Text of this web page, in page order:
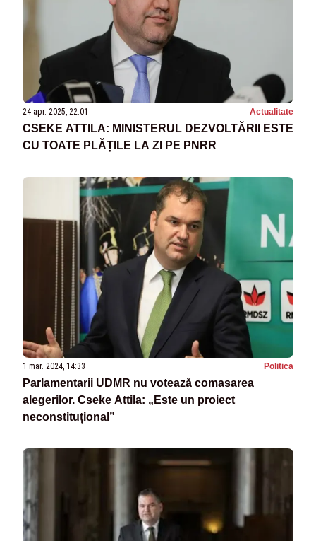
24 apr. 2025, 22:01 Actualitate
CSEKE ATTILA: MINISTERUL DEZVOLTĂRII ESTE
CU TOATE PLĂȚILE LA ZI PE PNRR
1 mar. 2024, 14:33 Politica
Parlamentarii UDMR nu votează comasarea
alegerilor. Cseke Attila: „Este un proiect
neconstituțional”